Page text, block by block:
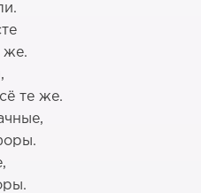
же.
те же.